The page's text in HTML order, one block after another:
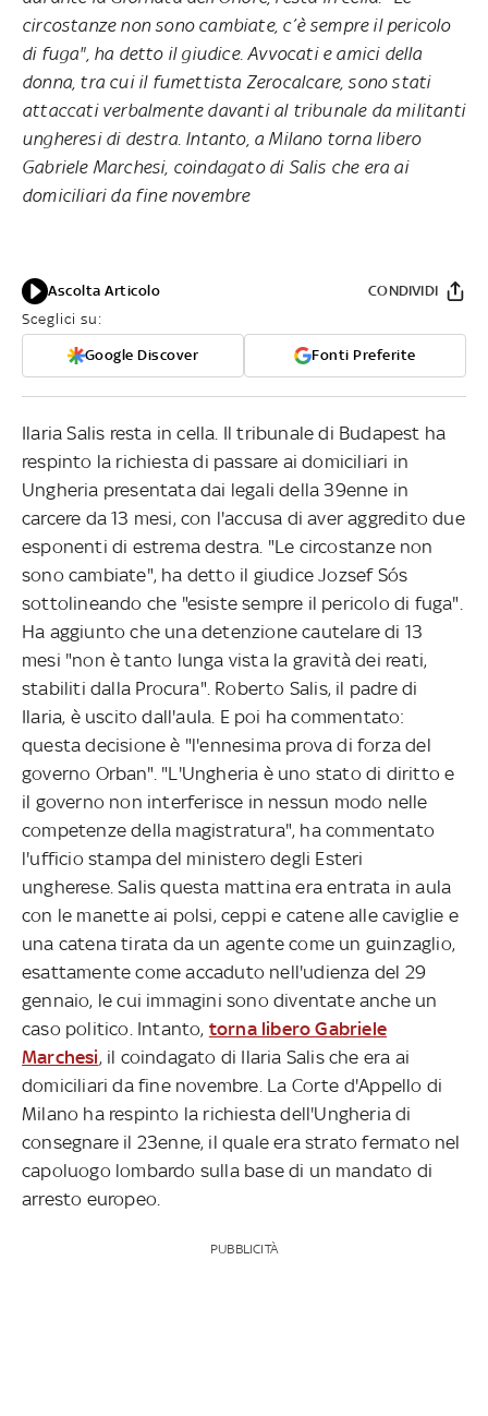
circostanze non sono cambiate, c’è sempre il pericolo
di fuga", ha detto il giudice. Avvocati e amici della
donna, tra cui il fumettista Zerocalcare, sono stati
attaccati verbalmente davanti al tribunale da militanti
ungheresi di destra. Intanto, a Milano torna libero
Gabriele Marchesi, coindagato di Salis che era ai
domiciliari da fine novembre
Ascolta Articolo
Sceglici su:
Google Discover Fonti Preferite
CONDIVIDI
Ilaria Salis resta in cella. Il tribunale di Budapest ha
respinto la richiesta di passare ai domiciliari in
Ungheria presentata dai legali della 39enne in
carcere da 13 mesi, con l'accusa di aver aggredito due
esponenti di estrema destra. "Le circostanze non
sono cambiate", ha detto il giudice Jozsef Sós
sottolineando che "esiste sempre il pericolo di fuga".
Ha aggiunto che una detenzione cautelare di 13
mesi "non è tanto lunga vista la gravità dei reati,
stabiliti dalla Procura". Roberto Salis, il padre di
Ilaria, è uscito dall'aula. E poi ha commentato:
questa decisione è "l'ennesima prova di forza del
governo Orban". "L'Ungheria è uno stato di diritto e
il governo non interferisce in nessun modo nelle
competenze della magistratura", ha commentato
l'ufficio stampa del ministero degli Esteri
ungherese.Salis questa mattina era entrata in aula
con le manette ai polsi, ceppi e catene alle caviglie e
una catena tirata da un agente come un guinzaglio,
esattamente come accaduto nell'udienza del 29
gennaio, le cui immagini sono diventate anche un
caso politico. Intanto, torna libero Gabriele
Marchesi, il coindagato di Ilaria Salis che era ai
domiciliari da fine novembre. La Corte d'Appello di
Milano ha respinto la richiesta dell'Ungheria di
consegnare il 23enne, il quale era strato fermato nel
capoluogo lombardo sulla base di un mandato di
arresto europeo.
PUBBLICITÀ